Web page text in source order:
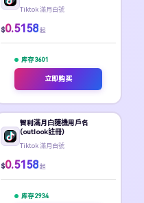
Tiktok 滿月白號
$0.5158 起
库存 3601
立即购买
智利滿月白隨機用戶名
(outlook註冊)
Tiktok 滿月白號
$0.5158 起
库存 2934